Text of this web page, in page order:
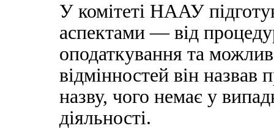
У комітеті НААУ
аспектами — від
оподаткування та
відмінностей він назвав
назву, чого немає у
діяльності.